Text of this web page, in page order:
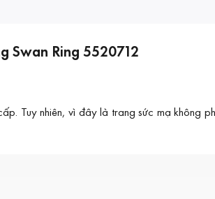
Swan Ring 5520712
Tuy nhiên, vì đây là trang sức mạ không